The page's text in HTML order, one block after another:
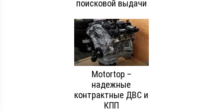
поисковой выдачи
Motortop –
надежные
контрактные ДВС и
КПП